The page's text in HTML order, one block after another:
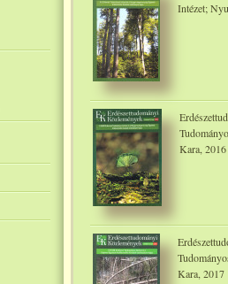
Intézet;
Kara, 2016
Kara, 2017